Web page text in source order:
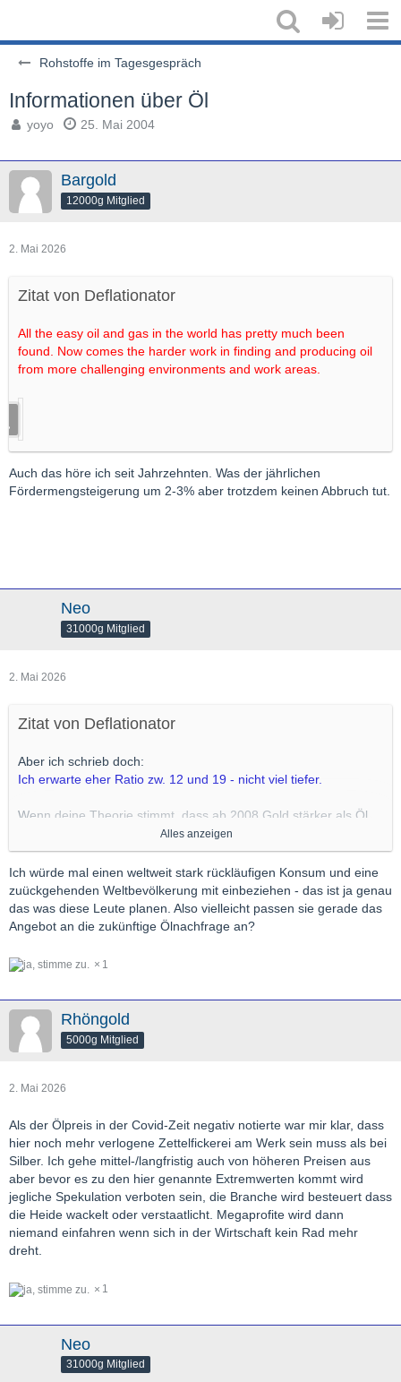
Rohstoffe im Tagesgespräch
Informationen über Öl
yoyo 25. Mai 2004
Bargold
12000g Mitglied
2. Mai 2026
Zitat von Deflationator
All the easy oil and gas in the world has pretty much been
found. Now comes the harder work in finding and producing oil
from more challenging environments and work areas.
Auch das höre ich seit Jahrzehnten. Was der jährlichen
Fördermengsteigerung um 2-3% aber trotzdem keinen Abbruch tut.
Neo
31000g Mitglied
2. Mai 2026
Zitat von Deflationator
Aber ich schrieb doch:
Ich erwarte eher Ratio zw. 12 und 19 - nicht viel tiefer.
Wenn deine Theorie stimmt, dass ab 2008 Gold stärker als Öl
steigt, dann würde es bedeuten, dass knapp werdendes Öl nicht
existieren wird.
Nüchtern betrachtet muß aber mit der Zeit immer weniger Öl da
sein - während Gold kaum verbraucht wird.
Alles anzeigen
Ich würde mal einen weltweit stark rückläufigen Konsum und eine
zuückgehenden Weltbevölkerung mit einbeziehen - das ist ja genau
das was diese Leute planen. Also vielleicht passen sie gerade das
Angebot an die zukünftige Ölnachfrage an?
1
Rhöngold
5000g Mitglied
2. Mai 2026
Als der Ölpreis in der Covid-Zeit negativ notierte war mir klar, dass
hier noch mehr verlogene Zettelfickerei am Werk sein muss als bei
Silber. Ich gehe mittel-/langfristig auch von höheren Preisen aus
aber bevor es zu den hier genannte Extremwerten kommt wird
jegliche Spekulation verboten sein, die Branche wird besteuert dass
die Heide wackelt oder verstaatlicht. Megaprofite wird dann
niemand einfahren wenn sich in der Wirtschaft kein Rad mehr
dreht.
1
Neo
31000g Mitglied